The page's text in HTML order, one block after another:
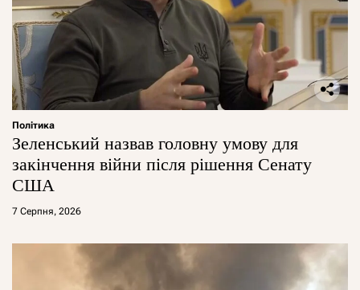
Політика
Зеленський назвав головну умову для
закінчення війни після рішення Сенату
США
7 Серпня, 2026